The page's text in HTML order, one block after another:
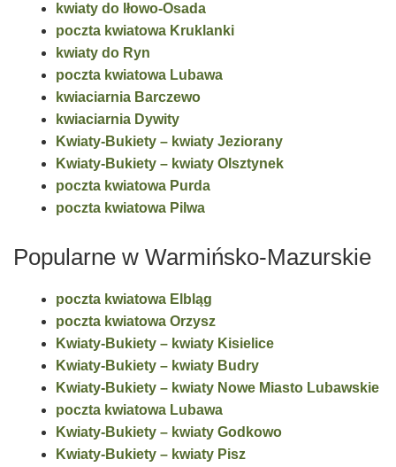
kwiaty do Iłowo-Osada
poczta kwiatowa Kruklanki
kwiaty do Ryn
poczta kwiatowa Lubawa
kwiaciarnia Barczewo
kwiaciarnia Dywity
Kwiaty-Bukiety – kwiaty Jeziorany
Kwiaty-Bukiety – kwiaty Olsztynek
poczta kwiatowa Purda
poczta kwiatowa Pilwa
Popularne w Warmińsko-Mazurskie
poczta kwiatowa Elbląg
poczta kwiatowa Orzysz
Kwiaty-Bukiety – kwiaty Kisielice
Kwiaty-Bukiety – kwiaty Budry
Kwiaty-Bukiety – kwiaty Nowe Miasto Lubawskie
poczta kwiatowa Lubawa
Kwiaty-Bukiety – kwiaty Godkowo
Kwiaty-Bukiety – kwiaty Pisz